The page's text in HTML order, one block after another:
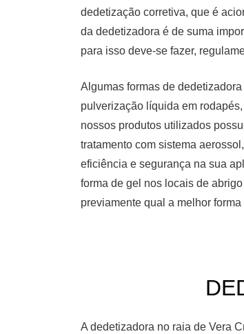
dedetização corretiva, que é
da dedetizadora é de suma
para isso deve-se fazer,
Algumas formas de
pulverização líquida em
nossos produtos utilizados
tratamento com sistema
eficiência e segurança na sua
forma de gel nos locais de
previamente qual a melhor
A dedetizadora no raia de Vera